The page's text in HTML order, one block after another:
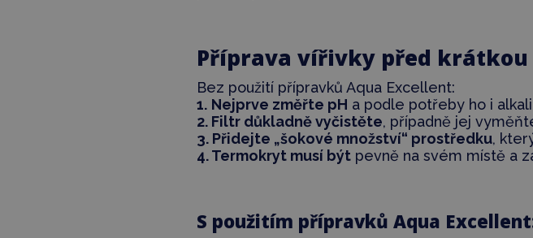
Příprava vířivky před krátkou
Bez použití přípravků Aqua Excellent:
1. Nejprve změřte pH a podle potřeby ho i
2. Filtr důkladně vyčistěte, případně jej
3. Přidejte „šokové množství“ prostředku,
4. Termokryt musí býtpevně na svém místě a
S použitím přípravků Aqua